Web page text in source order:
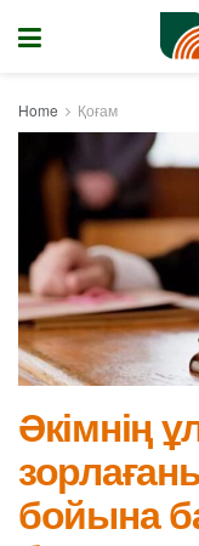
Home Қоғам
Әкімнің
бойына